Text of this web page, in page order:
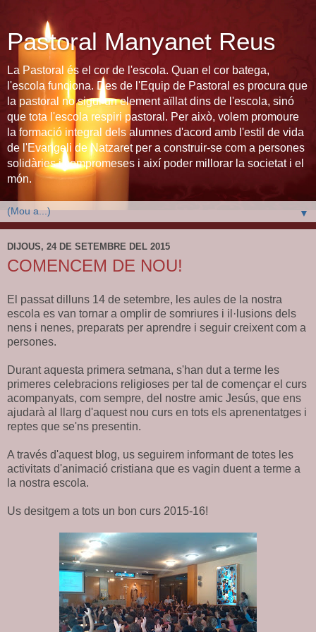
Pastoral Manyanet Reus
La Pastoral és el cor de l'escola. Quan el cor batega,
l'escola funciona. Des de l'Equip de Pastoral es procura que
la pastoral no sigui un element aïllat dins de l'escola, sinó
que tota l'escola respiri pastoral. Per això, volem promoure
la formació integral dels alumnes d'acord amb l'estil de vida
de l'Evangeli de Natzaret per a construir-se com a persones
solidàries i compromeses i així poder millorar la societat i el
món.
▼
DIJOUS, 24 DE SETEMBRE DEL 2015
COMENCEM DE NOU!
El passat dilluns 14 de setembre, les aules de la nostra
escola es van tornar a omplir de somriures i il·lusions dels
nens i nenes, preparats per aprendre i seguir creixent com a
persones.
Durant aquesta primera setmana, s'han dut a terme les
primeres celebracions religioses per tal de començar el curs
acompanyats, com sempre, del nostre amic Jesús, que ens
ajudarà al llarg d'aquest nou curs en tots els aprenentatges i
reptes que se'ns presentin.
A través d'aquest blog, us seguirem informant de totes les
activitats d'animació cristiana que es vagin duent a terme a
la nostra escola.
Us desitgem a tots un bon curs 2015-16!